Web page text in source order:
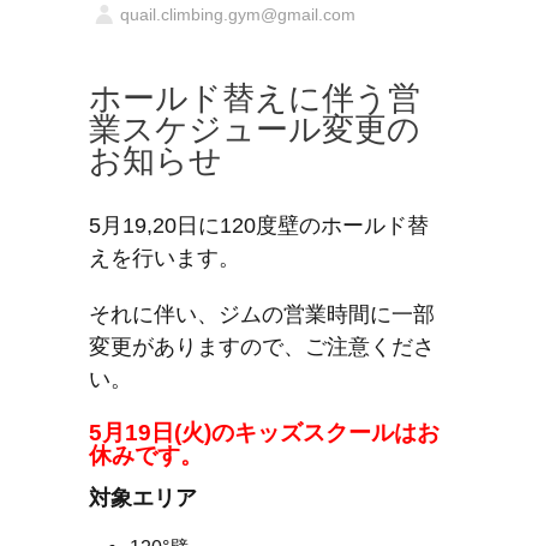
quail.climbing.gym@gmail.com
ホールド替えに伴う営
業スケジュール変更の
お知らせ
5月19,20日に120度壁のホールド替
えを行います。
それに伴い、ジムの営業時間に一部
変更がありますので、ご注意くださ
い。
5月19日(火)のキッズスクールはお
休みです。
対象エリア